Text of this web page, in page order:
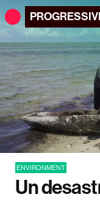
ENVIRONMENT
Un